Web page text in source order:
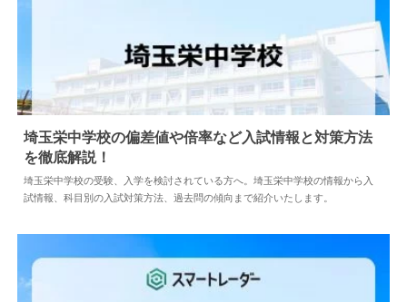
中学情報 2026.06.29
埼玉栄中学校の偏差値や倍率など入試情報と対策方法
を徹底解説！
埼玉栄中学校の受験、入学を検討されている方へ。埼玉栄中学校の情報から入
試情報、科目別の入試対策方法、過去問の傾向まで紹介いたします。